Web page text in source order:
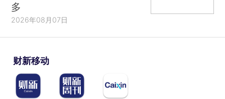
多
2026年08月07日
财新移动